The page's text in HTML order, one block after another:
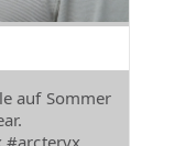
auf Sommer